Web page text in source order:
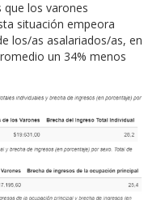
los varones
situación empeora
los/as asalariados/as, en
un 34% menos